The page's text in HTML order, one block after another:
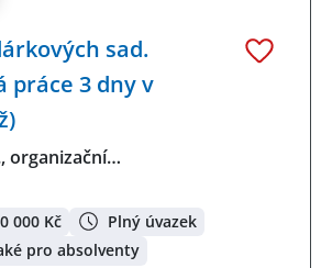
sad.
práce 3 dny v
organizační…
000 Kč
Plný úvazek
pro absolventy